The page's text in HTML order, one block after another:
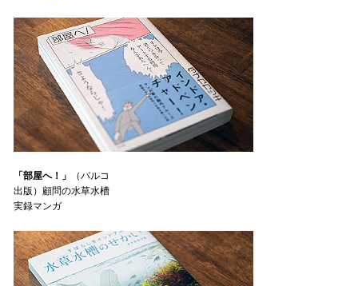
「部屋へ！」
（パルコ
出版）顧問の水草水槽
実録マンガ